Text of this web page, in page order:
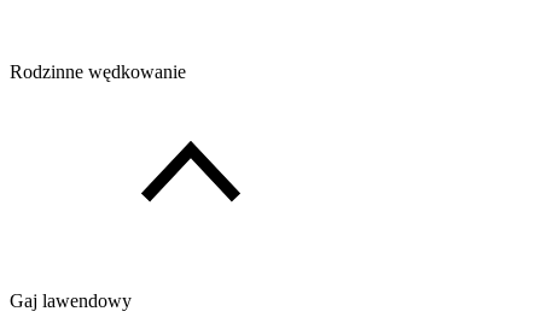
Rodzinne wędkowanie
Gaj lawendowy